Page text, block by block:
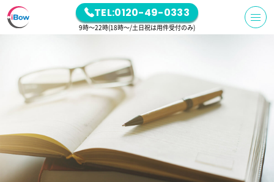
TEL:0120-49-0333
9時～22時(18時～/土日祝は用件受付のみ)